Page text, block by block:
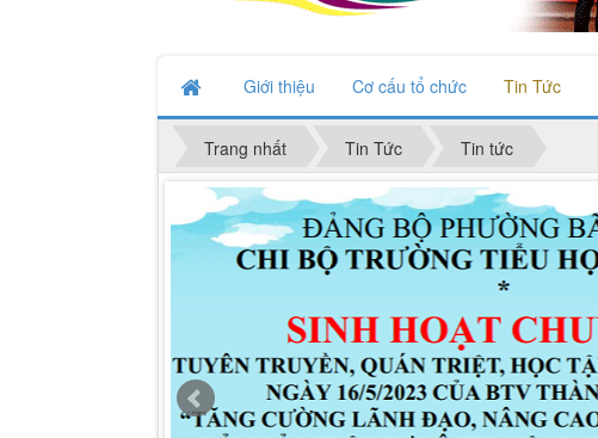
Giới thiệu Cơ cấu tổ chức Tin Tức
Trang nhất Tin Tức Tin tức